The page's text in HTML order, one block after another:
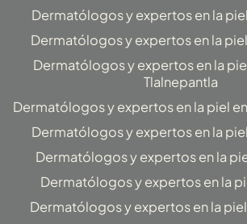
Dermatólogos y expertos en la
Dermatólogos y expertos en la
Dermatólogos y expertos en la
Tlalnepantla
Dermatólogos y expertos en la piel
Dermatólogos y expertos en la
Dermatólogos y expertos en la
Dermatólogos y expertos en la
Dermatólogos y expertos en la